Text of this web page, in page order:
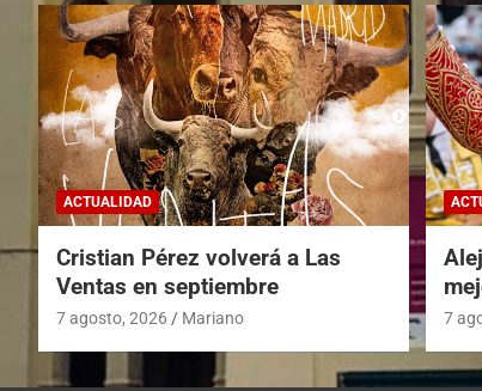
ACTUALIDAD
Cristian Pérez volverá a Las
Ventas en septiembre
7 agosto, 2026 Mariano 7